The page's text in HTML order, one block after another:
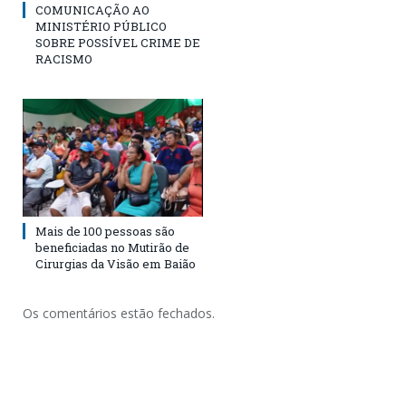
COMUNICAÇÃO AO
MINISTÉRIO PÚBLICO
SOBRE POSSÍVEL CRIME DE
RACISMO
Mais de 100 pessoas são
beneficiadas no Mutirão de
Cirurgias da Visão em Baião
Os comentários estão fechados.